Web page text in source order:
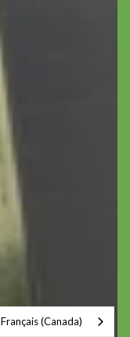
Français (Canada)